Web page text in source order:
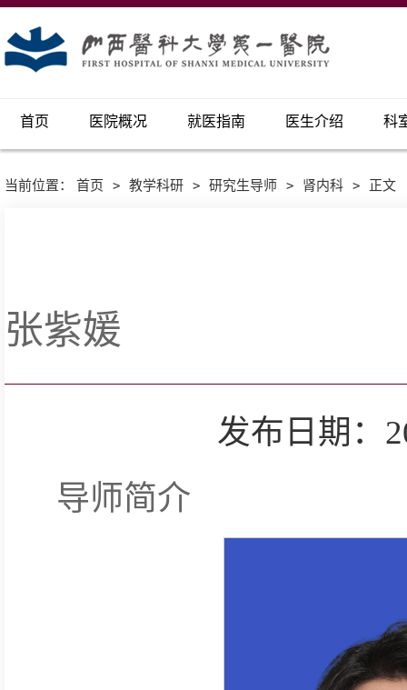
首页 医院概况 就医指南 医生介绍 科
当前位置： 首页 > 教学科研 > 研究生导师 > 肾内科 > 正文
张紫媛
发布日期：
导师简介